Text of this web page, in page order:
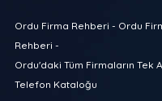
Ordu Firma Rehberi - Ordu
Rehberi -
Ordu'daki Tüm Firmaların Tek
Telefon Kataloğu